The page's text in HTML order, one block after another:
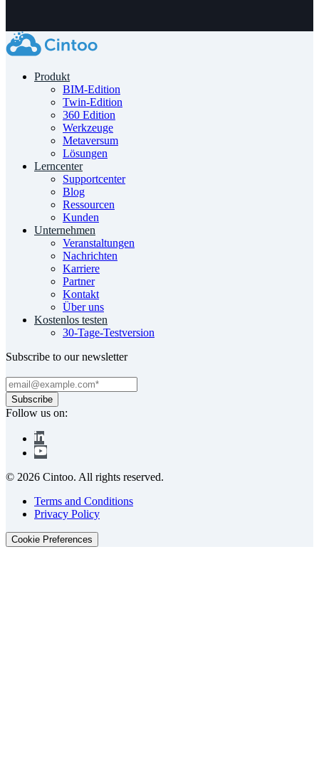
Produkt
BIM-Edition
Twin-Edition
360 Edition
Werkzeuge
Metaversum
Lösungen
Lerncenter
Supportcenter
Blog
Ressourcen
Kunden
Unternehmen
Veranstaltungen
Nachrichten
Karriere
Partner
Kontakt
Über uns
Kostenlos testen
30-Tage-Testversion
Subscribe to our newsletter
Follow us on:
© 2026 Cintoo. All rights reserved.
Terms and Conditions
Privacy Policy
Cookie Preferences